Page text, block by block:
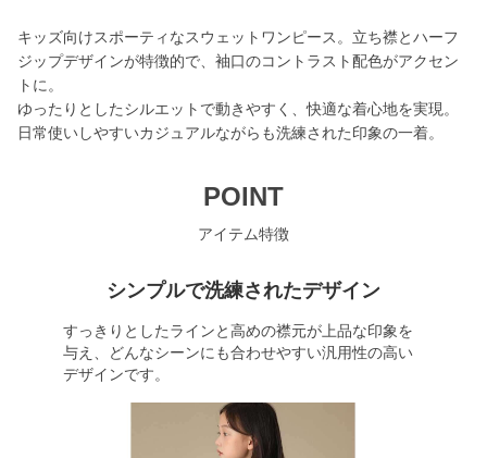
キッズ向けスポーティなスウェットワンピース。立ち襟とハーフ
ジップデザインが特徴的で、袖口のコントラスト配色がアクセン
トに。
ゆったりとしたシルエットで動きやすく、快適な着心地を実現。
日常使いしやすいカジュアルながらも洗練された印象の一着。
POINT
アイテム特徴
シンプルで洗練されたデザイン
すっきりとしたラインと高めの襟元が上品な印象を
与え、どんなシーンにも合わせやすい汎用性の高い
デザインです。